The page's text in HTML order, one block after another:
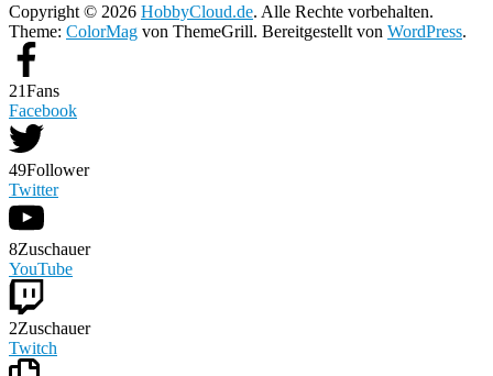
Copyright © 2026 HobbyCloud.de. Alle Rechte vorbehalten.
Theme: ColorMag von ThemeGrill. Bereitgestellt von WordPress.
21Fans
Facebook
49Follower
Twitter
8Zuschauer
YouTube
2Zuschauer
Twitch